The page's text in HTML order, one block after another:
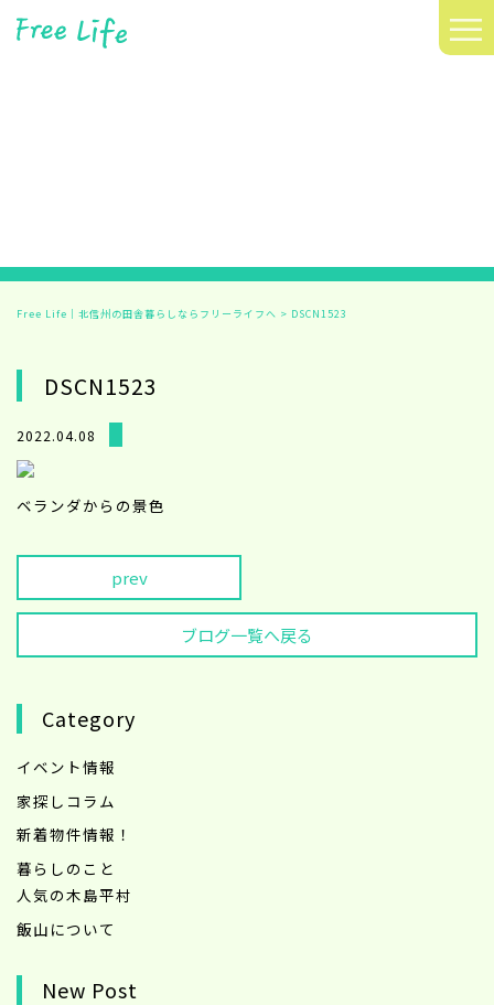
≡
Free Life｜北信州の田舎暮らしならフリーライフへ > DSCN1523
DSCN1523
2022.04.08
ベランダからの景色
prev
ブログ一覧へ戻る
Category
イベント情報
家探しコラム
新着物件情報！
暮らしのこと
人気の木島平村
飯山について
New Post